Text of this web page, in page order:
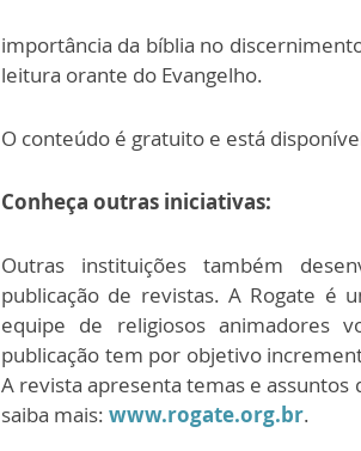
importância da bíblia no
leitura orante do Evangelho.
O conteúdo é gratuito e está
Conheça outras iniciativas:
Outras instituições também
publicação de revistas. A Rogate é
equipe de religiosos animadores
publicação tem por objetivo
A revista apresenta temas e assuntos
saiba mais: www.rogate.org.br.